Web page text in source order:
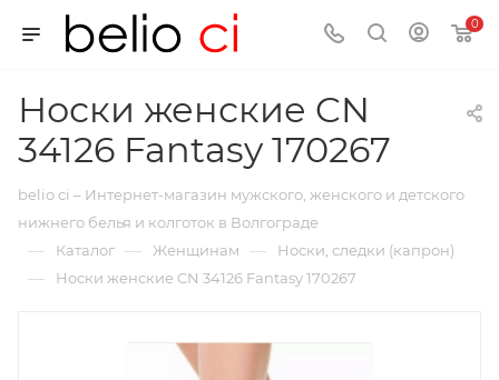
0
Носки женские CN
34126 Fantasy 170267
belio ci – Интернет-магазин мужского, женского и детского
нижнего белья и колготок в Волгограде
— Каталог — Женщинам — Носки, следки (капрон)
— Носки женские CN 34126 Fantasy 170267